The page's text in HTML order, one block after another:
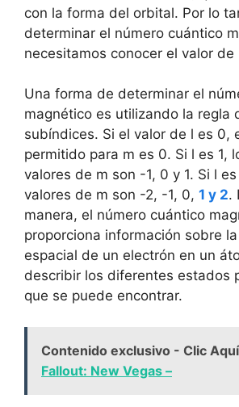
con la forma del orbital. Por lo
determinar el número cuántico
necesitamos conocer el valor de
Una forma de determinar el
magnético es utilizando la regla
subíndices. Si el valor de l es 0,
permitido para m es 0. Si l es 1,
valores de m son -1, 0 y 1. Si l
valores de m son -2, -1, 0, 1 y 2.
manera, el número cuántico
proporciona información sobre
espacial de un electrón en un
describir los diferentes estados
que se puede encontrar.
Contenido exclusivo - Clic Aquí
Fallout: New Vegas –